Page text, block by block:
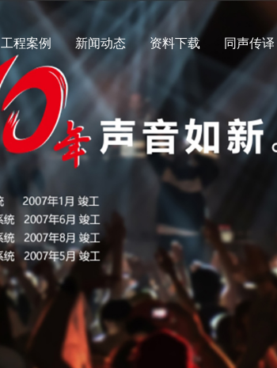
工程案例 新闻动态 资料下载 同声传译